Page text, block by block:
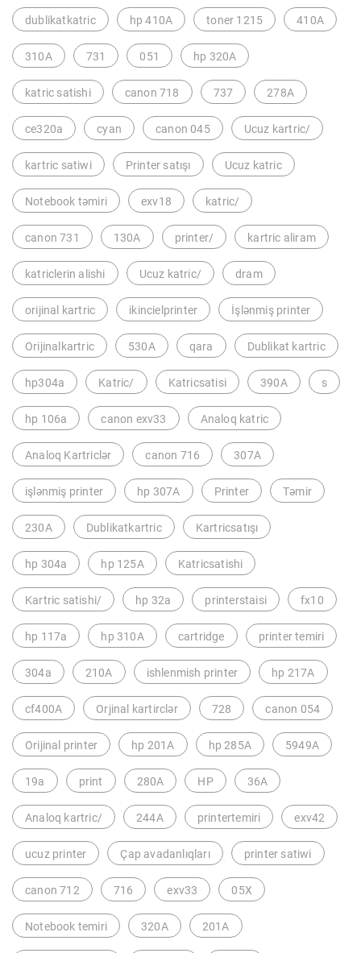
dublikatkatric hp 410A toner 1215 410A
310A 731 051 hp 320A
katric satishi canon 718 737 278A
ce320a cyan canon 045 Ucuz kartric/
kartric satiwi Printer satışı Ucuz katric
Notebook təmiri exv18 katric/
canon 731 130A printer/ kartric aliram
katriclerin alishi Ucuz katric/ dram
orijinal kartric ikincielprinter İşlənmiş printer
Orijinalkartric 530A qara Dublikat kartric
hp304a Katric/ Katricsatisi 390A s
hp 106a canon exv33 Analoq katric
Analoq Kartriclər canon 716 307A
işlənmiş printer hp 307A Printer Təmir
230A Dublikatkartric Kartricsatışı
hp 304a hp 125A Katricsatishi
Kartric satishi/ hp 32a printerstaisi fx10
hp 117a hp 310A cartridge printer temiri
304a 210A ishlenmish printer hp 217A
cf400A Orjinal kartirclər 728 canon 054
Orijinal printer hp 201A hp 285A 5949A
19a print 280A HP 36A
Analoq kartric/ 244A printertemiri exv42
ucuz printer Çap avadanlıqları printer satiwi
canon 712 716 exv33 05X
Notebook temiri 320A 201A